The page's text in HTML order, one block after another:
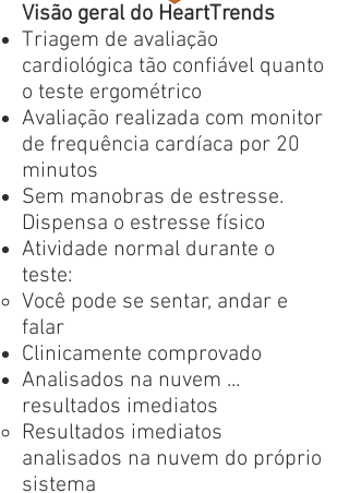
Visão geral do HeartTrends
Triagem de avaliação
cardiológica tão confiável quanto
o teste ergométrico
Avaliação realizada com monitor
de frequência cardíaca por 20
minutos
Sem manobras de estresse.
Dispensa o estresse físico
Atividade normal durante o
teste: ​
​Você pode se sentar, andar e
falar
Clinicamente comprovado
Analisados ​​na nuvem ...
resultados imediatos
Resultados imediatos
analisados na nuvem do próprio
sistema​